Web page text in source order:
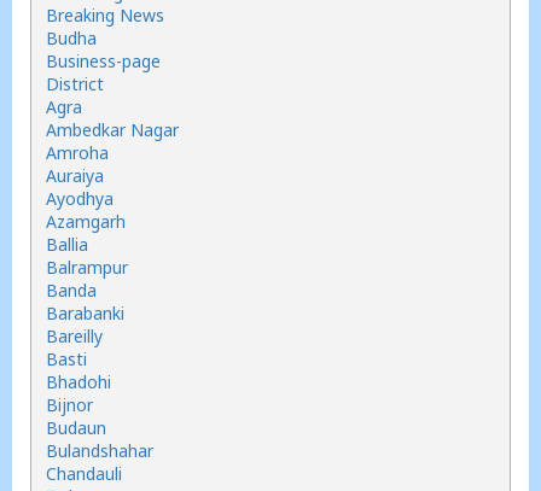
Breaking News
Budha
Business-page
District
Agra
Ambedkar Nagar
Amroha
Auraiya
Ayodhya
Azamgarh
Ballia
Balrampur
Banda
Barabanki
Bareilly
Basti
Bhadohi
Bijnor
Budaun
Bulandshahar
Chandauli